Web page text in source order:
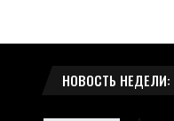
НОВОСТЬ НЕДЕЛИ: